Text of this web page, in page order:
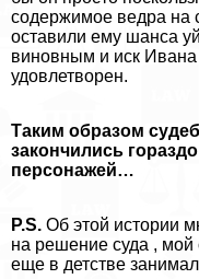
содержимое ведра на
оставили ему шанса
виновным и иск
удовлетворен.
Таким образом
закончились
персонажей…
P.S. Об этой истории
на решение суда ,
еще в детстве